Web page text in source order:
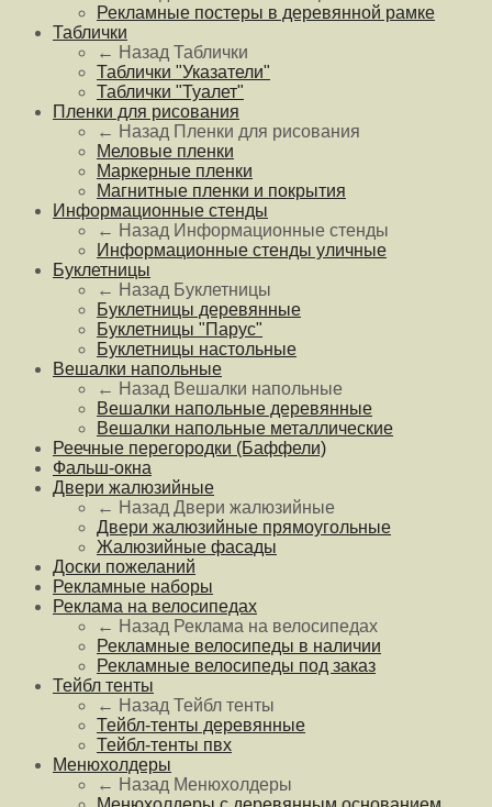
Рекламные постеры в деревянной рамке
Таблички
← Назад Таблички
Таблички "Указатели"
Таблички "Туалет"
Пленки для рисования
← Назад Пленки для рисования
Меловые пленки
Маркерные пленки
Магнитные пленки и покрытия
Информационные стенды
← Назад Информационные стенды
Информационные стенды уличные
Буклетницы
← Назад Буклетницы
Буклетницы деревянные
Буклетницы "Парус"
Буклетницы настольные
Вешалки напольные
← Назад Вешалки напольные
Вешалки напольные деревянные
Вешалки напольные металлические
Реечные перегородки (Баффели)
Фальш-окна
Двери жалюзийные
← Назад Двери жалюзийные
Двери жалюзийные прямоугольные
Жалюзийные фасады
Доски пожеланий
Рекламные наборы
Реклама на велосипедах
← Назад Реклама на велосипедах
Рекламные велосипеды в наличии
Рекламные велосипеды под заказ
Тейбл тенты
← Назад Тейбл тенты
Тейбл-тенты деревянные
Тейбл-тенты пвх
Менюхолдеры
← Назад Менюхолдеры